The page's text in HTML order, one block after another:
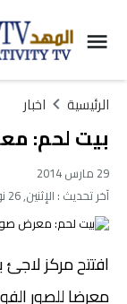
الرئيسية اخبار
بيت لحم:
29 مارس 2014
آخر تحديث : الإثنين, 26 نوفمبر, 2018 - 7:59 مساءً
افتتح مركز
معرضا للصور